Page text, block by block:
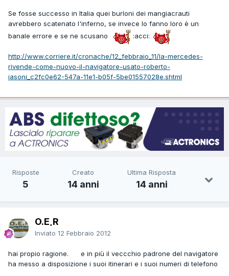
Se fosse successo in Italia quei burloni dei mangiacrauti
avrebbero scatenato l'inferno, se invece lo fanno loro è un
banale errore e se ne scusano
:acci:
http://www.corriere.it/cronache/12_febbraio_11/la-mercedes-
rivende-come-nuovo-il-navigatore-usato-roberto-
iasoni_c2fc0e62-547a-11e1-b05f-5be01557028e.shtml
Risposte
5
Creato
14 anni
Ultima Risposta
14 anni
O.E,R
Inviato 12 Febbraio 2012
hai propio ragione. e in più il veccchio padrone del navigatore
ha messo a disposizione i suoi itinerari e i suoi numeri di telefono